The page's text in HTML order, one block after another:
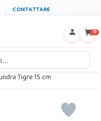
CONTATTARE
0
Tigre 15 cm